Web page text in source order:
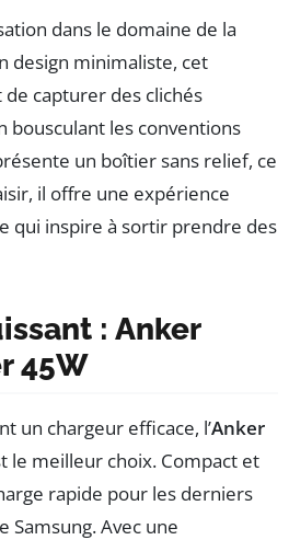
dans le domaine de la
design minimaliste, cet
capturer des clichés
bousculant les conventions
un boîtier sans relief, ce
il offre une expérience
qui inspire à sortir prendre des
: Anker
45W
un chargeur efficace, l’Anker
le meilleur choix. Compact et
rapide pour les derniers
Samsung. Avec une